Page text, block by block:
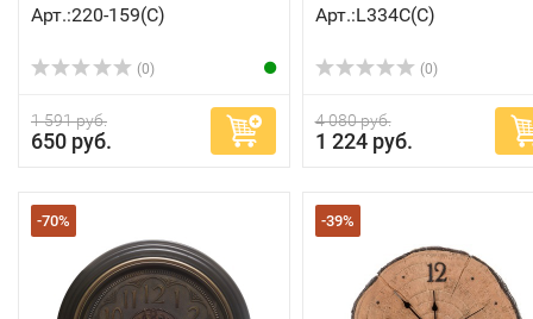
Арт.:220-159(C)
(0)
1 591 руб.
650 руб.
Арт.:L334C(C)
(0)
4 080 руб.
1 224 руб.
-70% -39%